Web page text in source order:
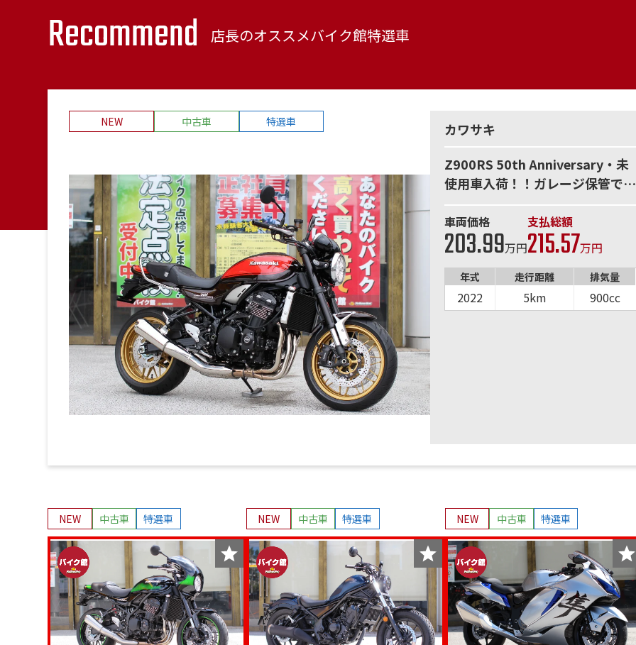
Recommend 店長のオススメバイク館特選車
NEW 中古車 特選車
カワサキ
Z900RS 50th Anniversary・未
使用車入荷！！ガレージ保管で保
車両価格
203.99万円
支払総額
215.57万円
年式 走行距離 排気量
2022 5km 900cc
NEW 中古車 特選車 NEW 中古車 特選車 NEW 中古車 特選車